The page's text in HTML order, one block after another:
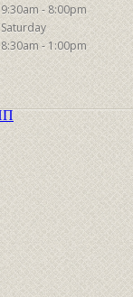
9:30am - 8:00pm
Saturday
8:30am - 1:00pm